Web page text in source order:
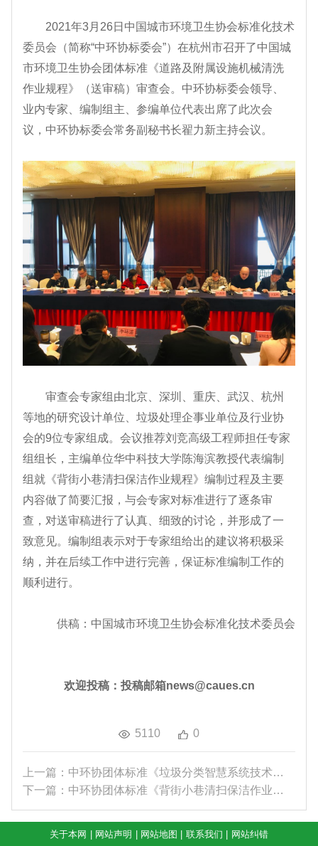
2021年3月26日中国城市环境卫生协会标准化技术
委员会（简称“中环协标委会”）在杭州市召开了中国城
市环境卫生协会团体标准《道路及附属设施机械清洗
作业规程》（送审稿）审查会。中环协标委会领导、
业内专家、编制组主、参编单位代表出席了此次会
议，中环协标委会常务副秘书长翟力新主持会议。
审查会专家组由北京、深圳、重庆、武汉、杭州
等地的研究设计单位、垃圾处理企事业单位及行业协
会的9位专家组成。会议推荐刘竞高级工程师担任专家
组组长，主编单位华中科技大学陈海滨教授代表编制
组就《背街小巷清扫保洁作业规程》编制过程及主要
内容做了简要汇报，与会专家对标准进行了逐条审
查，对送审稿进行了认真、细致的讨论，并形成了一
致意见。编制组表示对于专家组给出的建议将积极采
纳，并在后续工作中进行完善，保证标准编制工作的
顺利进行。
供稿：中国城市环境卫生协会标准化技术委员会
欢迎投稿：投稿邮箱news@caues.cn
5110 0
上一篇：中环协团体标准《垃圾分类智慧系统技术规定...
下一篇：中环协团体标准《背街小巷清扫保洁作业规程...
关于本网 网站声明 网站地图 联系我们 网站纠错